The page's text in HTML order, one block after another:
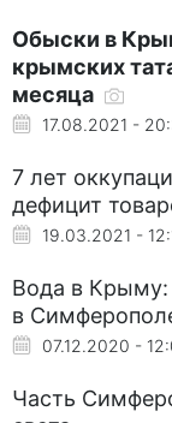
Обыски в
крымских
месяца
17.08.2021 -
7 лет
дефицит
19.03.2021 -
Вода в Крыму:
в
07.12.2020 -
Часть